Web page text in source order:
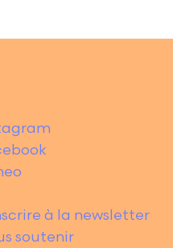
à la newsletter
soutenir